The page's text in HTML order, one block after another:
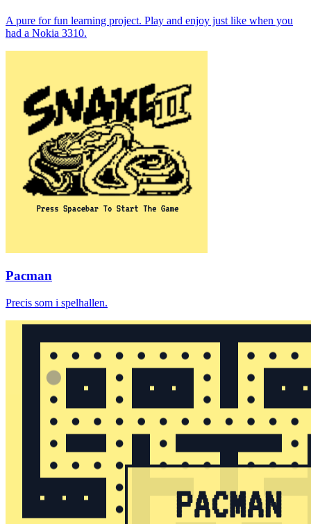
A pure for fun learning project. Play and enjoy just like when you
had a Nokia 3310.
Pacman
Precis som i spelhallen.